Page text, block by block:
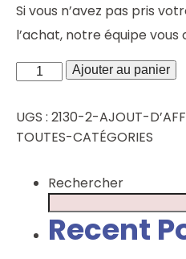
Si vous n’avez pas pris
l’achat, notre équipe
quantité
Ajout
d’affiche
carte
toutes
Ajouter au panier
UGS : 2130-2-AJOUT-
TOUTES-CATÉGORIES
Rechercher
Recent